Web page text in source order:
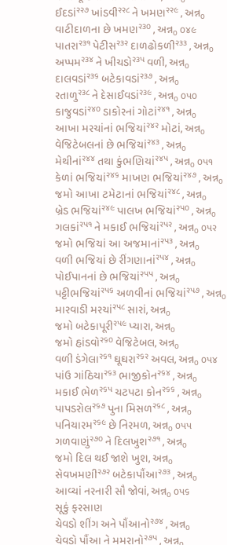
ઈદડાં૨૨૭ ખાંડવી૨૨૮ નેખમણ૨૨૯ , અન્ન૦
વાટીદાળના છે ખમણ૨૩૦ , અન્ન૦ ૦૪૯
પાતરા૨૩૧ પેટીસ૨૩૨ દાળઢોકળી૨૩૩ , અન્ન૦
અપ્પમ૨૩૪ નેખીચડો૨૩૫ વળી, અન્ન૦
દાલવડાં૨૩૬ બટેકાવડાં૨૩૭ , અન્ન૦
રતાળુ૨૩૮ ને દેસાઈવડાં૨૩૯ , અન્ન૦ ૦૫૦
કાજુવડાં૨૪૦ ડાકોરનાં ગોટાં૨૪૧ , અન્ન૦
આખા મરચાંનાં ભજિયાં૨૪૨ મોટાં, અન્ન૦
વેજિટેબલનાં છે ભજિયાં૨૪૩ , અન્ન૦
મેથીનાં૨૪૪ તથાકુંભણિયાં૨૪૫ , અન્ન૦ ૦૫૧
કેળાં ભજિયાં૨૪૬ માખણ ભજિયાં૨૪૭ , અન્ન૦
જમોઆખા ટમેટાનાં ભજિયાં૨૪૮ , અન્ન૦
બ્રેડ ભજિયાં૨૪૯ પાલખ ભજિયાં૨૫૦ , અન્ન૦
ગલકાં૨૫૧ નેમકાઈ ભજિયાં૨૫૨ , અન્ન૦ ૦૫૨
જમો ભજિયાં આ અજમાનાં૨૫૩ , અન્ન૦
વળી ભજિયાં છે રીંગણાનાં૨૫૪ , અન્ન૦
પોઈપાનનાં છે ભજિયાં૨૫૫ , અન્ન૦
પટ્ટીભજિયાં૨૫૬ અળવીનાં ભજિયાં૨૫૭ , અન્ન૦
મારવાડી મરચાં૨૫૮ સારાં, અન્ન૦
જમો બટેકાપૂરી૨૫૯ પ્યારા, અન્ન૦
જમોહાંડવો૨૬૦ વેજિટેબલ, અન્ન૦
વળીડંગેલા૨૬૧ ઘૂઘરા૨૬૨ અવલ, અન્ન૦ ૦૫૪
પાંઉ ગાંઠિયા૨૬૩ ભાજીકોન૨૬૪ , અન્ન૦
મકાઈ ભેળ૨૬૫ ચટપટા કોન૨૬૬ , અન્ન૦
પાપડરોલ૨૬૭ પુના મિસળ૨૬૮ , અન્ન૦
પનિયારમ૨૬૯ છે નિરમળ, અન્ન૦ ૦૫૫
ગળવાણું૨૭૦ ને દિલખુશ૨૭૧ , અન્ન૦
જમો દિલ થઈ જાશે ખુશ, અન્ન૦
સેવખમણી૨૭૨ બટેકાપૌંઆ૨૭૩ , અન્ન૦
આવ્યાં નરનારી સૌ જોવાં, અન્ન૦ ૦૫૬
સૂકું ફરસાણ
ચેવડો શીંગ અને પૌંઆનો૨૭૪ , અન્ન૦
૨૭૫